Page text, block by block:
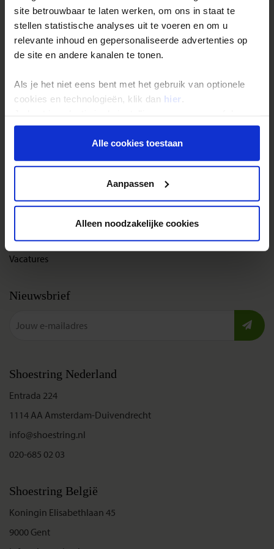
site betrouwbaar te laten werken, om ons in staat te
stellen statistische analyses uit te voeren en om u
relevante inhoud en gepersonaliseerde advertenties op
de site en andere kanalen te tonen.
Als je het niet eens bent met het gebruik van optionele
cookies en technologieën, klik dan hier
onder aan de pagina op elk gewenst moment voor de
toekomst wijzigen.Alle cookies toestaan
Aanpassen
Alleen noodzakelijke cookies
Reisthema's
Groepsreizen
Single reizen
Festivalreizen
Gegarandeerde reizen
Over Shoestring
Privacybeleid
Cookies instellingen
Disclaimer & copyright
Vacatures
Nieuwsbrief
Shoestring Nederland
Entrada 224
1114 AA Amsterdam-Duivendrecht
info@shoestring.nl
020-685 02 03
Shoestring België
Koningin Elisabethlaan 45
9000 Gent